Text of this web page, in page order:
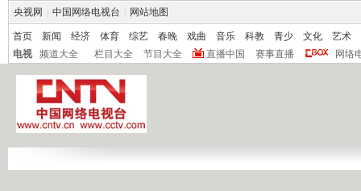
央视网 中国网络电视台 网站地图
首页 新闻 经济 体育 综艺 春晚 戏曲 音乐 科教 青少 文化
艺术
电视
频道大全 栏目大全 节目大全 直播中国 赛事直播 网络